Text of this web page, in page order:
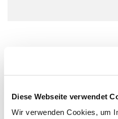
Diese Webseite verwendet
Wir verwenden Cookies, um